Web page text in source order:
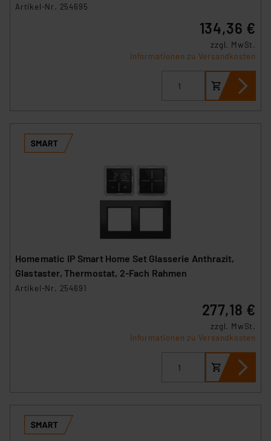
Artikel-Nr. 254695
134,36 €
zzgl. MwSt.
Informationen zu Versandkosten
Homematic IP Smart Home Set Glasserie Anthrazit,
Glastaster, Thermostat, 2-Fach Rahmen
Artikel-Nr. 254691
277,18 €
zzgl. MwSt.
Informationen zu Versandkosten